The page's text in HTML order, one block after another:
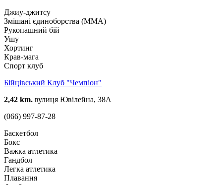
Джиу-джитсу
Змішані єдиноборства (ММА)
Рукопашний бій
Ушу
Хортинг
Крав-мага
Спорт клуб
Бійцівський Клуб "Чемпіон"
2,42 km. вулиця Ювілейна, 38А
(066) 997-87-28
Баскетбол
Бокс
Важка атлетика
Гандбол
Легка атлетика
Плавання